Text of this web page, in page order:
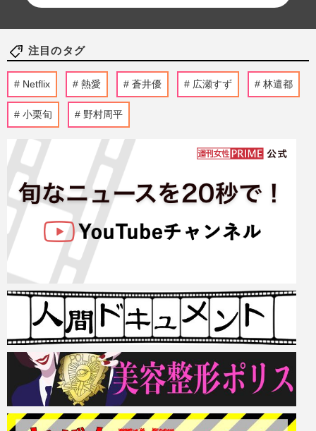
注目のタグ
Netflix 熱愛 蒼井優 広瀬すず 林遣都
小栗旬 野村周平